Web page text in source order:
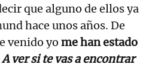
que alguno de ellos ya
hace unos años. De
venido yo me han estado
A ver si te vas a encontrar